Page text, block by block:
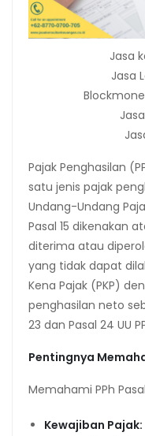
Jasa
Jasa
Pajak Penghasilan
satu jenis pajak
Undang-Undang
Pasal 15 dikenakan
diterima atau
yang tidak dapat
Kena Pajak (PKP)
penghasilan neto
23 dan Pasal 24 UU
Pentingnya
Memahami PPh
Kewajiban Pajak: